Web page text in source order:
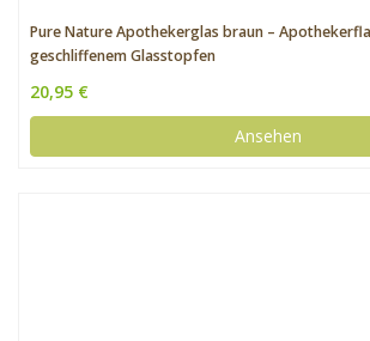
Pure Nature Apothekerglas braun –
geschliffenem Glasstopfen
20,95 €
Ansehen